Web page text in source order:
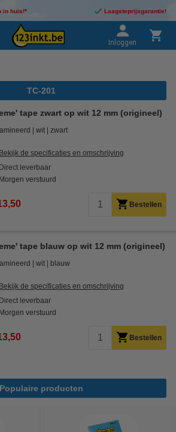
in huis!* Laagsteprijsgarantie!
Inloggen
TC-201
tape zwart op wit 12 mm (origineel)
wit zwart
Bekijk de specificaties en omschrijving
Direct leverbaar
Morgen verstuurd
Bestellen
tape blauw op wit 12 mm (origineel)
wit blauw
Bekijk de specificaties en omschrijving
Direct leverbaar
Morgen verstuurd
Bestellen
Populaire producten